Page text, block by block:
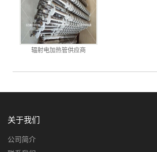
辐射电加热管供应商
关于我们
公司简介